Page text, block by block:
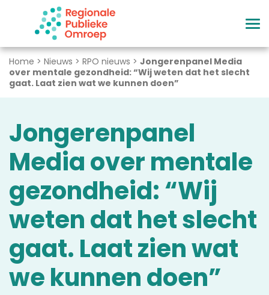
Naar hoofdinhoud
Home > Nieuws > RPO nieuws > Jongerenpanel Media
over mentale gezondheid: “Wij weten dat het slecht
gaat. Laat zien wat we kunnen doen”
Jongerenpanel
Media over mentale
gezondheid: “Wij
weten dat het slecht
gaat. Laat zien wat
we kunnen doen”